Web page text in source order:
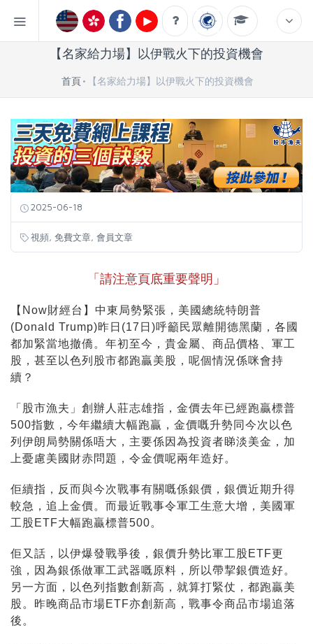
【名家給力場】以伊戰火下的投資機會
首頁 【名家給力場】以伊戰火下的投資機會
2025-06-18
視頻 免費文章 會員文章
「請注意頁底重要聲明」
【Now財經台】中東局勢緊張，美國總統特朗普
(Donald Trump)昨日(17日)呼籲民眾離開德黑蘭，各國
都加緊當地撤僑。年初至今，貴金屬、商品價格、軍工
股，甚至以色列股市都跑贏美股，呢個情況係咪會持
續？
「股市漁夫」創辦人莊志雄指，金價去年已經跑贏標普
500指數，今年繼續大幅跑贏，金價嘅升勢同今次以色
列伊朗局勢關係唔大，主要係因為投資者睇淡美金，加
上憂慮美國財赤問題，令金價呢兩年造好。
佢續指，反而與今次戰事有關嘅係銀價，銀價近期升得
較急，追上金價。而最近戰事令軍工生意大增，美國軍
工股ETF大幅跑贏標普500。
佢又話，以伊爆發戰爭後，銀價升勢比軍工股ETF更
強，因為銀係做軍工武器嘅原料，所以帶挈銀價造好。
另一方面，以色列指數創新高，就算打緊仗，都跑贏美
股。昨晚商品市場ETF亦創新高，戰事令商品市場追落
後。